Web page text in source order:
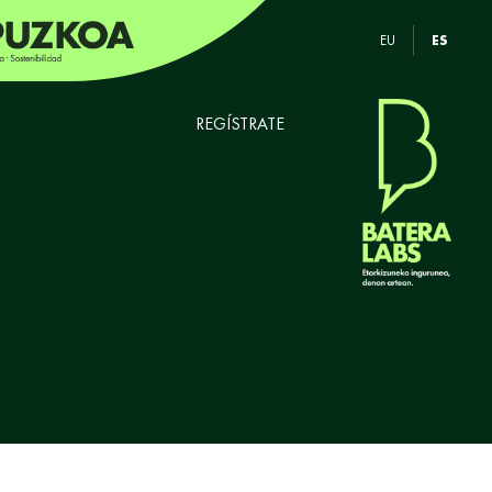
EU ES
REGÍSTRATE